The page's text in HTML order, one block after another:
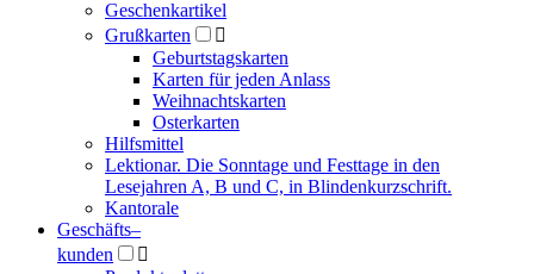
Geschenkartikel
Grußkarten

Geburtstagskarten
Karten für jeden Anlass
Weihnachtskarten
Osterkarten
Hilfsmittel
Lektionar. Die Sonntage und Festtage in den
Lesejahren A, B und C, in Blindenkurzschrift.
Kantorale
Geschäfts­–
kunden
